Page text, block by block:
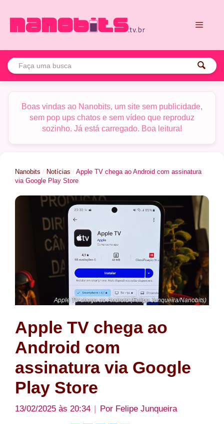
para
Boas vindas ao Nanobits, um site sem publicidade,
sem pop ups chatos e sem vídeo que reproduz
sozinho. Já está carregado. Boa leitura!
Nanobits / Notícias / Apple TV chega ao Android com assinatura
via Google Play Store
Apple TV chega ao Android (Felipe Junqueira/Nanobits)
Apple TV chega ao
Android com
assinatura via Google
Play Store
13/02/2025 às 20:34 Por Felipe Junqueira